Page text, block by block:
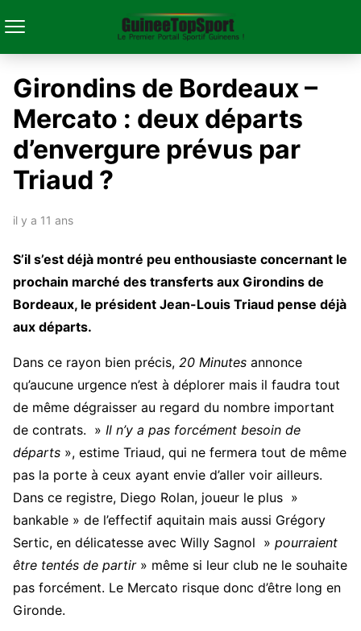
Girondins de Bordeaux –
Mercato : deux départs
d’envergure prévus par
Triaud ?
il y a 11 ans
S’il s’est déjà montré peu enthousiaste concernant le
prochain marché des transferts aux Girondins de
Bordeaux, le président Jean-Louis Triaud pense déjà
aux départs.
Dans ce rayon bien précis, 20 Minutes annonce
qu’aucune urgence n’est à déplorer mais il faudra tout
de même dégraisser au regard du nombre important
de contrats. » Il n’y a pas forcément besoin de
départs », estime Triaud, qui ne fermera tout de même
pas la porte à ceux ayant envie d’aller voir ailleurs.
Dans ce registre, Diego Rolan, joueur le plus »
bankable » de l’effectif aquitain mais aussi Grégory
Sertic, en délicatesse avec Willy Sagnol » pourraient
être tentés de partir» même si leur club ne le souhaite
pas forcément. Le Mercato risque donc d’être long en
Gironde.